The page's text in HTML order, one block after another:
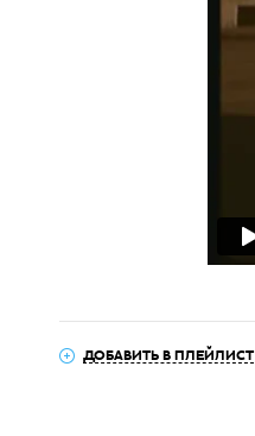
ДОБАВИТЬ В ПЛЕЙЛИСТ